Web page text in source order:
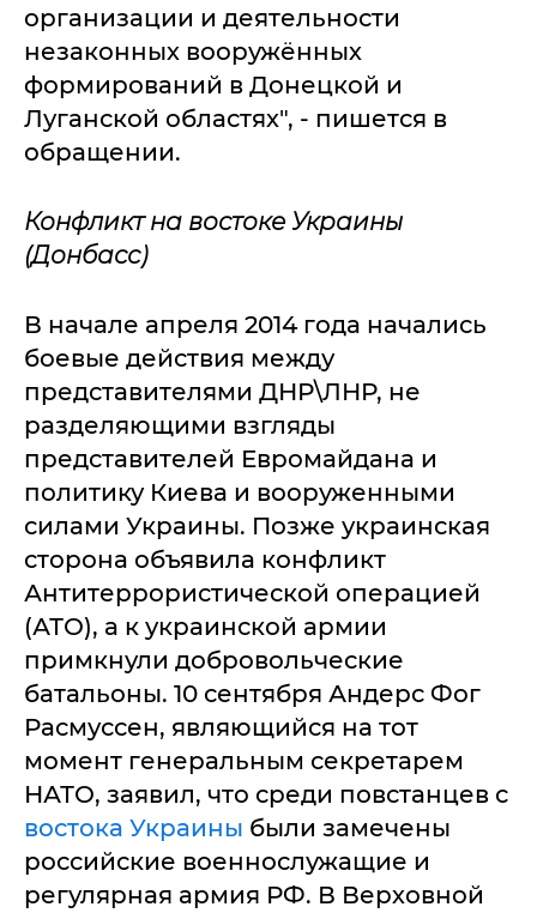
организации и деятельности
незаконных вооружённых
формирований в Донецкой и
Луганской областях", - пишется в
обращении.
Конфликт на востоке Украины
(Донбасс)
В начале апреля 2014 года начались
боевые действия между
представителями ДНР\ЛНР, не
разделяющими взгляды
представителей Евромайдана и
политику Киева и вооруженными
силами Украины. Позже украинская
сторона объявила конфликт
Антитеррористической операцией
(АТО), а к украинской армии
примкнули добровольческие
батальоны. 10 сентября Андерс Фог
Расмуссен, являющийся на тот
момент генеральным секретарем
НАТО, заявил, что среди повстанцев с
востока Украины были замечены
российские военнослужащие и
регулярная армия РФ. В Верховной